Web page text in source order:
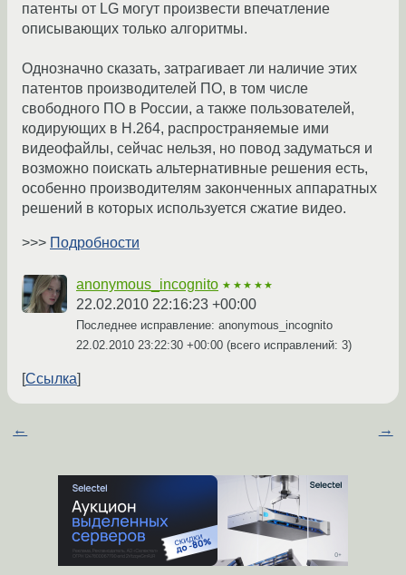
патенты от LG могут произвести впечатление
описывающих только алгоритмы.
Однозначно сказать, затрагивает ли наличие этих
патентов производителей ПО, в том числе
свободного ПО в России, а также пользователей,
кодирующих в H.264, распространяемые ими
видеофайлы, сейчас нельзя, но повод задуматься и
возможно поискать альтернативные решения есть,
особенно производителям законченных аппаратных
решений в которых используется сжатие видео.
>>> Подробности
anonymous_incognito ★★★★★
22.02.2010 22:16:23 +00:00
Последнее исправление: anonymous_incognito
22.02.2010 23:22:30 +00:00 (всего исправлений: 3)
Ссылка
← →